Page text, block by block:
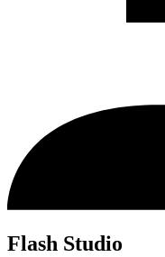
Flash Studio